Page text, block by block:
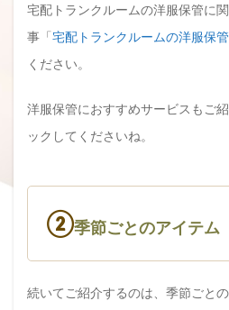
宅配トランクルームの洋服保管に
事「宅配トランクルームの洋服保
ください。
洋服保管におすすめサービスもご
ックしてくださいね。
②季節ごとのアイテム
続いてご紹介するのは、季節ごとの